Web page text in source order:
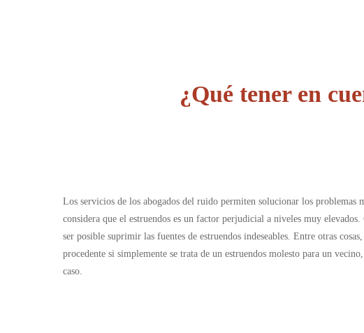
¿Qué tener en
Los servicios de los abogados del ruido permiten solucionar los problemas
considera que el estruendos es un factor perjudicial a niveles muy
ser posible suprimir las fuentes de estruendos indeseables. Entre otras
procedente si simplemente se trata de un estruendos molesto para un
caso.